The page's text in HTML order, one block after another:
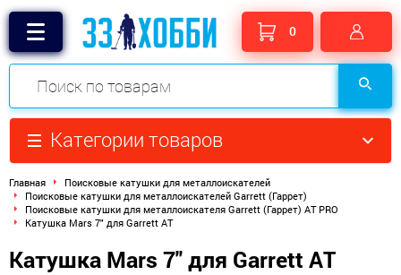
0
Категории товаров
Главная
Поисковые катушки для металлоискателей
Поисковые катушки для металлоискателей Garrett (Гаррет)
Поисковые катушки для металлоискателя Garrett (Гаррет) AT PRO
Катушка Mars 7" для Garrett AT
Катушка Mars 7" для Garrett AT